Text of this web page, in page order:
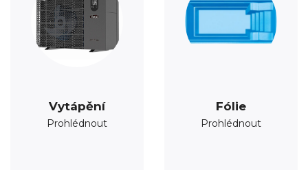
Vytápění
Prohlédnout
Fólie
Prohlédnout